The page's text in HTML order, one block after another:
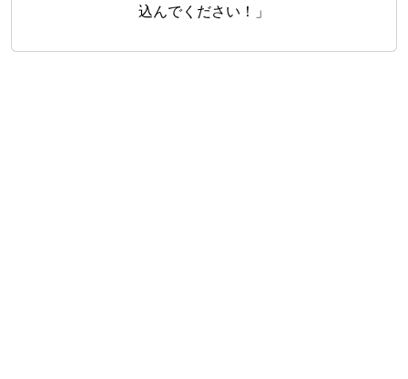
込んでください！」